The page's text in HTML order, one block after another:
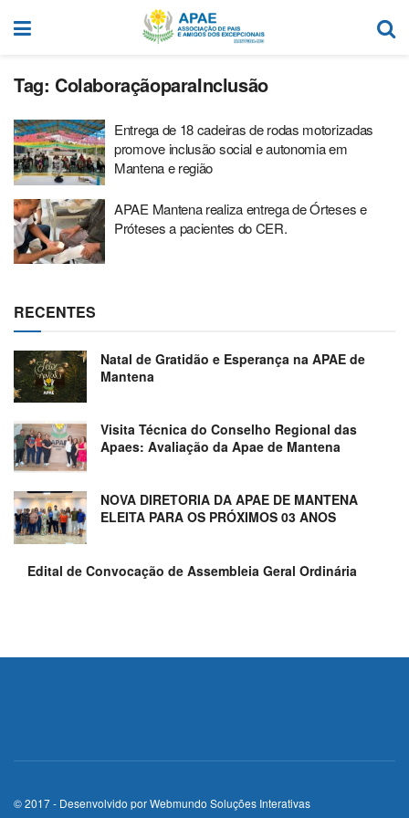
Tag: ColaboraçãoparaInclusão
Entrega de 18 cadeiras de rodas motorizadas
promove inclusão social e autonomia em
Mantena e região
APAE Mantena realiza entrega de Órteses e
Próteses a pacientes do CER.
RECENTES
Natal de Gratidão e Esperança na APAE de
Mantena
Visita Técnica do Conselho Regional das
Apaes: Avaliação da Apae de Mantena
NOVA DIRETORIA DA APAE DE MANTENA
ELEITA PARA OS PRÓXIMOS 03 ANOS
Edital de Convocação de Assembleia Geral Ordinária
© 2017 - Desenvolvido porWebmundo Soluções Interativas